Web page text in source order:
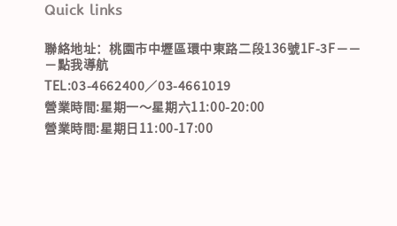
Quick links
聯絡地址：桃園市中壢區環中東路二段136號1F-3F－－
－點我導航
TEL:03-4662400／03-4661019
營業時間:星期一～星期六11:00-20:00
營業時間:星期日11:00-17:00